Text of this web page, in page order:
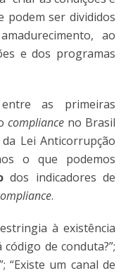
podem ser divididos
ao
e dos programas
as primeiras
compliance no Brasil
Lei Anticorrupção
o que podemos
dos indicadores de
.
à existência
código de conduta?”;
“Existe um canal de